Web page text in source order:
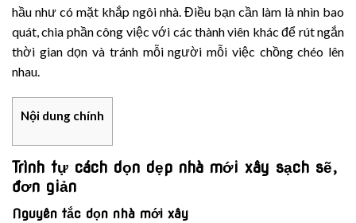
hầu như có mặt khắp ngôi nhà. Điều bạn cần làm là nhìn bao
quát, chia phần công việc với các thành viên khác để rút ngắn
thời gian dọn và tránh mỗi người mỗi việc chồng chéo lên
nhau.
Nội dung chính
Trình tự cách dọn dẹp nhà mới xây sạch sẽ,
đơn giản
Nguyên tắc dọn nhà mới xây